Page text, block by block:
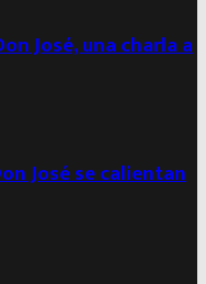
José, una charla a
José se calientan